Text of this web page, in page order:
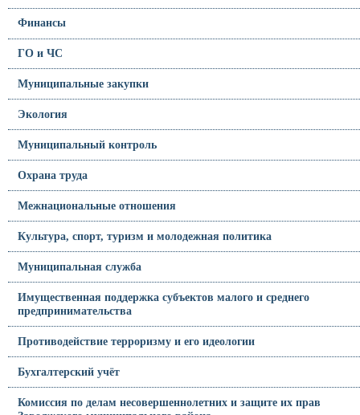
Финансы
ГО и ЧС
Муниципальные закупки
Экология
Муниципальный контроль
Охрана труда
Межнациональные отношения
Культура, спорт, туризм и молодежная политика
Муниципальная служба
Имущественная поддержка субъектов малого и среднего
предпринимательства
Противодействие терроризму и его идеологии
Бухгалтерский учёт
Комиссия по делам несовершеннолетних и защите их прав